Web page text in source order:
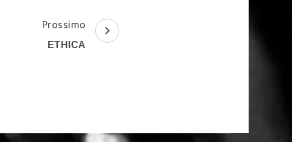
Prossimo
ETHICA